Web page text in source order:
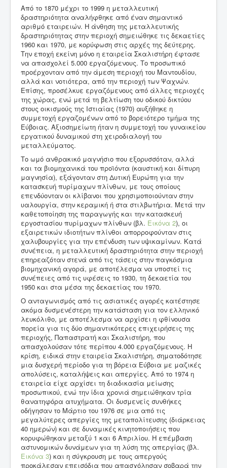
Από το 1870 μέχρι το 1999 η μεταλλευτική
δραστηριότητα αναλήφθηκε από έναν σημαντικό
αριθμό εταιρειών. Η άνθηση της μεταλλευτικής
δραστηριότητας στην περιοχή σημειώθηκε τις δεκαετίες
1960 και 1970, με κορύφωση στις αρχές της δεύτερης.
Την εποχή εκείνη μόνο η εταιρεία Σκαλιστήρη έφτασε
να απασχολεί 5.000 εργαζόμενους. Το προσωπικό
προέρχονταν από την άμεση περιοχή του Μαντουδίου,
αλλά και νοτιότερα, από την περιοχή των Ψαχνών.
Επίσης, προσέλκυε εργαζόμενους από άλλες περιοχές
της χώρας, ενώ μετά τη βελτίωση του οδικού δικτύου
στους οικισμούς της Ιστιαίας (1970) αυξήθηκε η
συμμετοχή εργαζομένων από το βορειότερο τμήμα της
Εύβοιας. Αξιοσημείωτη ήταν η συμμετοχή του γυναικείου
εργατικού δυναμικού στη χειροδιαλογή του
μεταλλεύματος.
Το ωμό ανθρακικό μαγνήσιο που εξορυσσόταν, αλλά
και τα βιομηχανικά του προϊόντα (καυστική και δίπυρη
μαγνησία), εξάγονταν στη Δυτική Ευρώπη για την
κατασκευή πυρίμαχων πλίνθων, με τους οποίους
επενδύονταν οι κλίβανοι που χρησιμοποιούνταν στην
υαλουργία, στην κεραμική ή στα στιλβωτήρια. Μετά την
καθετοποίηση της παραγωγής και την κατασκευή
εργοστασίου πυρίμαχων πλίνθων (βλ. Εικόνα 2), οι
εξαιρετικών ιδιοτήτων πλίνθοι απορροφούνταν στις
χαλυβουργίες για την επένδυση των υψικαμίνων. Κατά
συνέπεια, η μεταλλευτική δραστηριότητα στην περιοχή
επηρεαζόταν στενά από τις τάσεις στην παγκόσμια
βιομηχανική αγορά, με αποτέλεσμα να υποστεί τις
συνέπειες από τις υφέσεις το 1930, τη δεκαετία του
1950 και στα μέσα της δεκαετίας του 1970.
Ο ανταγωνισμός από τις ασιατικές αγορές κατέστησε
ακόμα δυσμενέστερη την κατάσταση για τον ελληνικό
λευκόλιθο, με αποτέλεσμα να αρχίσει η φθίνουσα
πορεία για τις δύο σημαντικότερες επιχειρήσεις της
περιοχής, Παπαστρατή και Σκαλιστήρη, που
απασχολούσαν τότε περίπου 4.000 εργαζόμενους. Η
κρίση, ειδικά στην εταιρεία Σκαλιστήρη, σηματοδότησε
μια δυσχερή περίοδο για τη βόρεια Εύβοια με μαζικές
απολύσεις, καταλήψεις και απεργίες. Από το 1974 η
εταιρεία είχε αρχίσει τη διαδικασία μείωσης
προσωπικού, ενώ την ίδια χρονιά σημειώθηκαν τρία
θανατηφόρα ατυχήματα. Οι δυσμενείς συνθήκες
οδήγησαν το Μάρτιο του 1976 σε μια από τις
μεγαλύτερες απεργίες της μεταπολίτευσης (διάρκειας
40 ημερών) και σε δυναμικές κινητοποιήσεις που
κορυφώθηκαν μεταξύ 1 και 6 Απριλίου. Η επέμβαση
αστυνομικών δυνάμεων για τη λύση της απεργίας (βλ.
Εικόνα 3) και η σύγκρουση με τους απεργούς
προκάλεσαν επεισόδια που απασχόλησαν σοβαρά την